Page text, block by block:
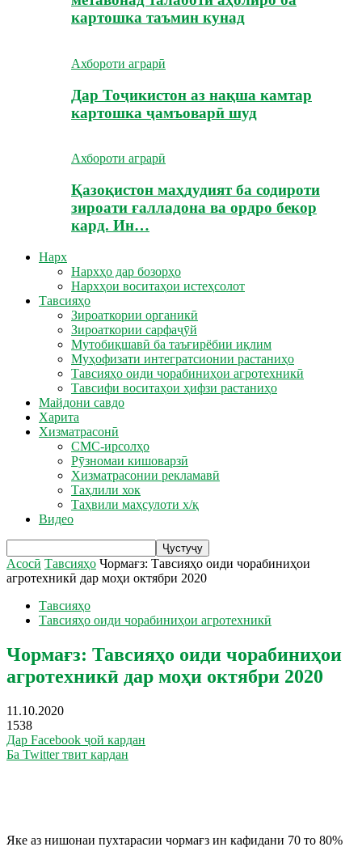
картошка таъмин кунад
Ахбороти аграрӣ
Дар Тоҷикистон аз нақша камтар
картошка ҷамъоварӣ шуд
Ахбороти аграрӣ
Қазоқистон маҳдудият ба содироти
зироати ғалладона ва ордро бекор
кард. Ин…
Нарх
Нархҳо дар бозорҳо
Нархҳои воситаҳои истеҳсолот
Тавсияҳо
Зироаткории органикӣ
Зироаткории сарфаҷӯй
Мутобиқшавӣ ба таъғирёбии иқлим
Муҳофизати интегратсионии растаниҳо
Тавсияҳо оиди чорабиниҳои агротехникӣ
Тавсифи воситаҳои ҳифзи растаниҳо
Майдони савдо
Харита
Хизматрасонӣ
СМС-ирсолҳо
Рӯзномаи кишоварзӣ
Хизматрасонии рекламавӣ
Таҳлили хок
Таҳвили маҳсулоти х/қ
Видео
Асосӣ Тавсияҳо Чормағз: Тавсияҳо оиди чорабиниҳои
агротехникӣ дар моҳи октябри 2020
Тавсияҳо
Тавсияҳо оиди чорабиниҳои агротехникӣ
Чормағз: Тавсияҳо оиди чорабиниҳои
агротехникӣ дар моҳи октябри 2020
11.10.2020
1538
Дар Facebook ҷой кардан
Ба Twitter твит кардан
Яке аз нишонаи пухтарасии чормағз ин кафидани 70 то 80%